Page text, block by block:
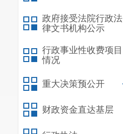
政府接受法院行政法
律文书机构公示
行政事业性收费项目
情况
重大决策预公开
财政资金直达基层